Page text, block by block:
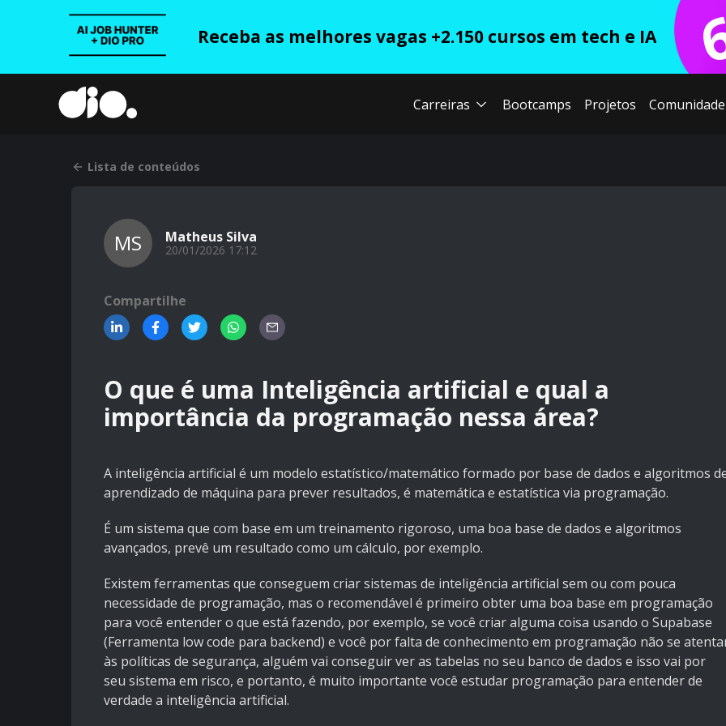
Receba as melhores vagas +2.150 cursos em tech e IA
Carreiras Bootcamps Projetos Comunidade
Lista de conteúdos
MS Matheus Silva
20/01/2026 17:12
Compartilhe
O que é uma Inteligência artificial e qual a
importância da programação nessa área?
A inteligência artificial é um modelo estatístico/matemático formado por base de dados e algoritmos
aprendizado de máquina para prever resultados, é matemática e estatística via programação.
É um sistema que com base em um treinamento rigoroso, uma boa base de dados e algoritmos
avançados, prevê um resultado como um cálculo, por exemplo.
Existem ferramentas que conseguem criar sistemas de inteligência artificial sem ou com pouca
necessidade de programação, mas o recomendável é primeiro obter uma boa base em programação
para você entender o que está fazendo, por exemplo, se você criar alguma coisa usando o Supabase
(Ferramenta low code para backend) e você por falta de conhecimento em programação não se
às políticas de segurança, alguém vai conseguir ver as tabelas no seu banco de dados e isso vai por
seu sistema em risco, e portanto, é muito importante você estudar programação para entender de
verdade a inteligência artificial.